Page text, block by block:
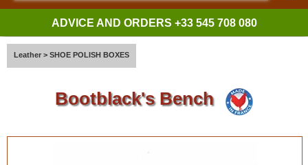
ADVICE AND ORDERS +33 545 708 080
Leather > SHOE POLISH BOXES
Bootblack's Bench